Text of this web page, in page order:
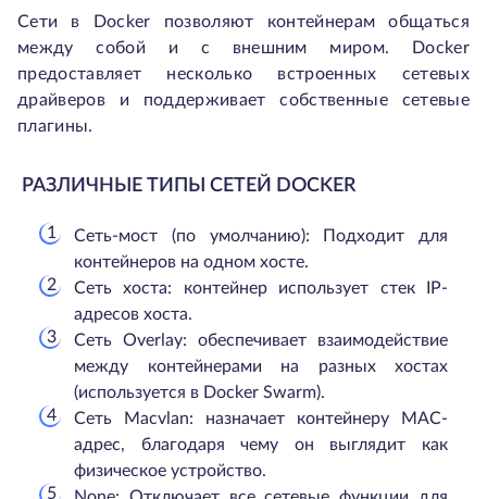
Сети в Docker позволяют контейнерам общаться
между собой и с внешним миром. Docker
предоставляет несколько встроенных сетевых
драйверов и поддерживает собственные сетевые
плагины.
РАЗЛИЧНЫЕ ТИПЫ СЕТЕЙ DOCKER
Сеть-мост (по умолчанию): Подходит для
контейнеров на одном хосте.
Сеть хоста: контейнер использует стек IP-
адресов хоста.
Сеть Overlay: обеспечивает взаимодействие
между контейнерами на разных хостах
(используется в Docker Swarm).
Сеть Macvlan: назначает контейнеру MAC-
адрес, благодаря чему он выглядит как
физическое устройство.